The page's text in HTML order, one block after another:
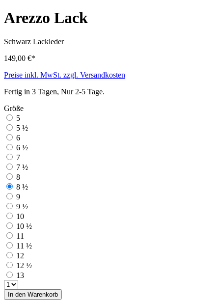
Arezzo Lack
Schwarz Lackleder
149,00 €*
Preise inkl. MwSt. zzgl. Versandkosten
Fertig in 3 Tagen, Nur 2-5 Tage.
Größe
5
5 ½
6
6 ½
7
7 ½
8
8 ½
9
9 ½
10
10 ½
11
11 ½
12
12 ½
13
In den Warenkorb